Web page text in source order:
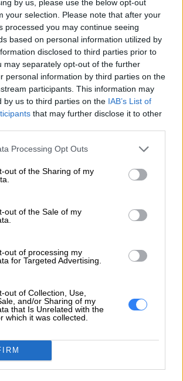
by us, please use the below opt-out
your selection. Please note that after your
processed you may continue seeing
based on personal information utilized by
disclosed to third parties prior to
may separately opt-out of the further
personal information by third parties on the
participants. This information may
by us to third parties on the IAB’s List of
that may further disclose it to other
Processing Opt Outs
out of the Sharing of my
out of the Sale of my
out of processing my
for Targeted Advertising.
out of Collection, Use,
and/or Sharing of my
that Is Unrelated with the
which it was collected.
o.o.
ul. Gottlieba Daimlera 1
02-460 Warszawa
info_pl@lenovo.com
https://lenovo.com
https://support.lenovo.com/pl/pl/
O PRODUKT
o "Bateria Lenovo 6-Cell 72Wh